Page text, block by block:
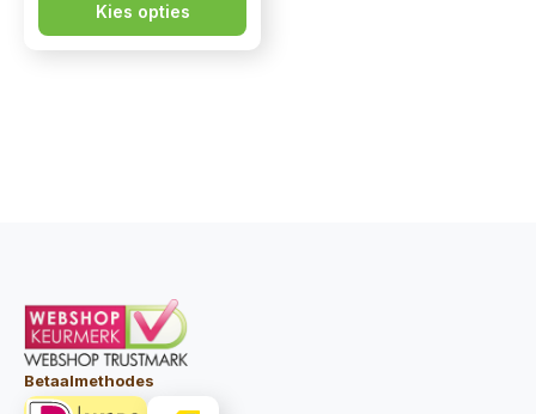
Kies opties
Betaalmethodes